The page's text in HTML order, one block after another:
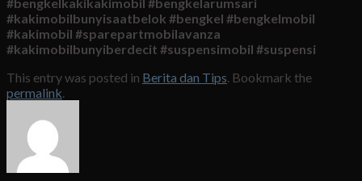
#kakimobilbunyisaatbelok #bengkel #bengkelmobil
#kakimobil #sparepartmobilavanza
#kakimobilbunyiberdecit #suspensimobil #suspensi
This entry was posted in Berita dan Tips. Bookmark the
permalink.